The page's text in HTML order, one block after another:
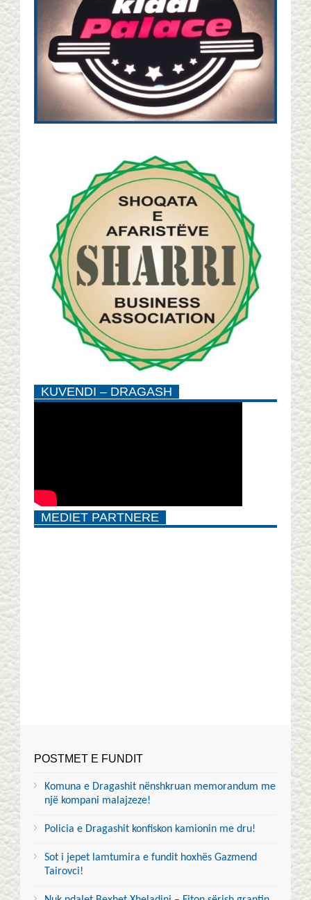
KUVENDI – DRAGASH
MEDIET PARTNERE
POSTMET E FUNDIT
Komuna e Dragashit nënshkruan memorandum me
një kompani malajzeze!
Policia e Dragashit konfiskon kamionin me dru!
Sot i jepet lamtumira e fundit hoxhës Gazmend
Tairovci!